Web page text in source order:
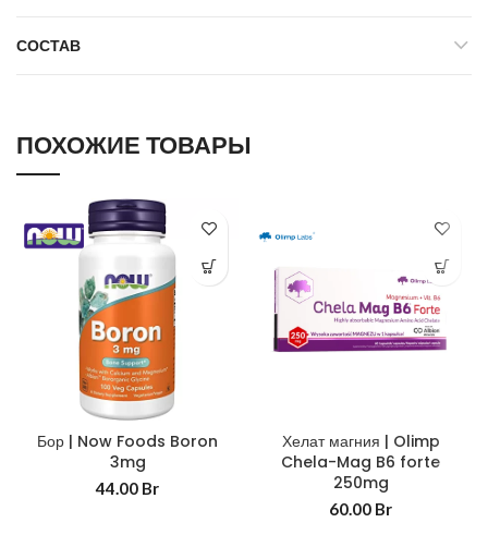
СОСТАВ
ПОХОЖИЕ ТОВАРЫ
Бор | Now Foods Boron
3mg
44.00 Br
Хелат магния | Olimp
Chela-Mag B6 forte
250mg
60.00 Br